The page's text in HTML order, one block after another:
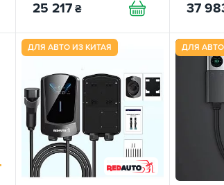
25 217 ₴ 37
ДЛЯ АВТО ИЗ КИТАЯ ДЛЯ